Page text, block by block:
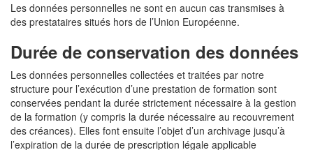
Les données personnelles ne sont en aucun cas transmises à
des prestataires situés hors de l’Union Européenne.
Durée de conservation des données
Les données personnelles collectées et traitées par notre
structure pour l’exécution d’une prestation de formation sont
conservées pendant la durée strictement nécessaire à la gestion
de la formation (y compris la durée nécessaire au recouvrement
des créances). Elles font ensuite l’objet d’un archivage jusqu’à
l’expiration de la durée de prescription légale applicable